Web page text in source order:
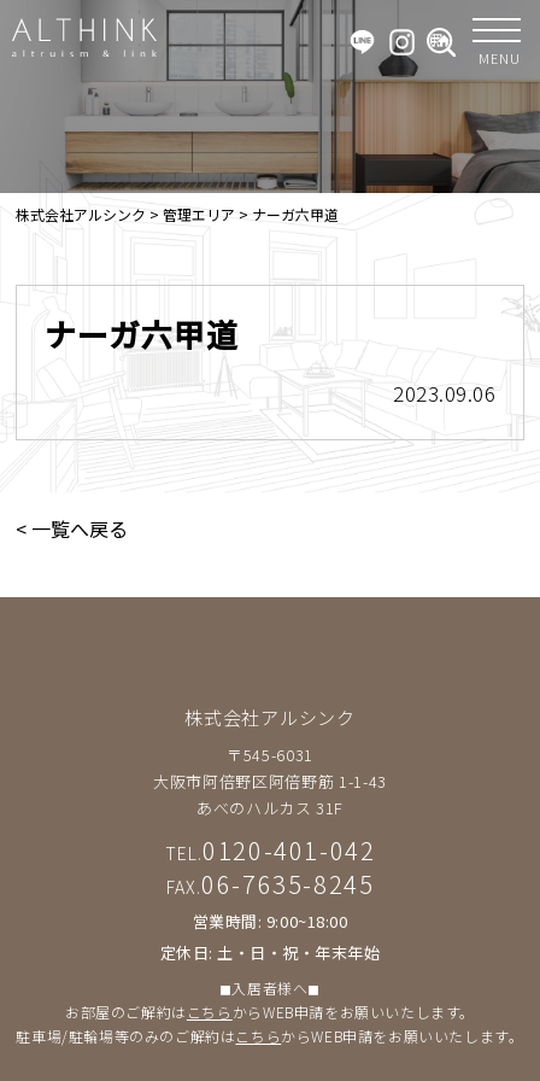
MENU
株式会社アルシンク >管理エリア >ナーガ六甲道
ナーガ六甲道
2023.09.06
< 一覧へ戻る
株式会社アルシンク
〒545-6031
大阪市阿倍野区阿倍野筋 1-1-43
あべのハルカス 31F
TEL.0120-401-042
FAX.06-7635-8245
営業時間: 9:00~18:00
定休日: 土・日・祝・年末年始
◼︎入居者様へ◼︎
お部屋のご解約は こちら からWEB申請をお願いいたします。
駐車場/駐輪場等のみのご解約はこちらからWEB申請をお願いいたします。